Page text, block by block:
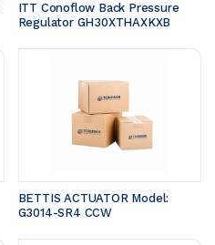
ITT Conoflow Back Pressure
Regulator GH30XTHAXKXB
BETTIS ACTUATOR Model:
G3014-SR4 CCW